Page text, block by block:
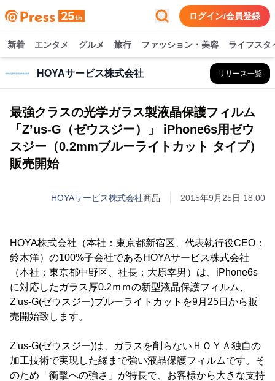
ログイン/会員登録
新着 エンタメ グルメ 旅行 ファッション・美容 ライフスタ
HOYAサービス株式会社 リリース一覧
最強クラスの光学ガラス製液晶保護フィルム
「Z’us-G（ゼウスジー）」 iPhone6s用ゼウ
スジー（0.2mmブルーライトカット タイプ）
販売開始
HOYAサービス株式会社商品 2015年9月25日 18:00
HOYA株式会社（本社：東京都新宿区、代表執行役CEO：
鈴木洋）の100%子会社であるHOYAサービス株式会社
（本社：東京都中野区、社長：大原幸男）は、iPhone6s
に対応したガラス厚0.2ｍｍの新型液晶保護フィルム、
Z'us-G(ゼウスジー)ブルーライトカットを9月25日から販
売開始致します。
Z'us-G(ゼウスジー)は、ガラスを削らないＨＯＹＡ独自の
加工技術で実現した縁まで強い液晶保護フィルムです。そ
のため「衝撃への強さ」が特長で、お客様から大きな支持